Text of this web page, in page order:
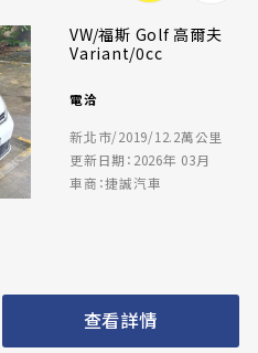
VW/福斯 Golf 高爾夫
Variant/0cc
電洽
新北市/2019/12.2萬公里
更新日期：2026年 03月
車商：捷誠汽車
查看詳情